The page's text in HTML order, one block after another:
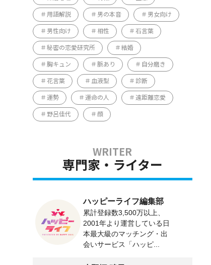
用語解説 男の本音 男女向け
男性向け 相性 石言葉
秘密の恋愛研究所 結婚
胸キュン 脈あり 自分磨き
花言葉 血液型 診断
運勢 運命の人 遠距離恋愛
野呂佳代 顔
専門家・ライター
ハッピーライフ編集部
累計登録数3,500万以上、
2001年より運営している日
本最大級のマッチング・出
会いサービス「ハッピ...